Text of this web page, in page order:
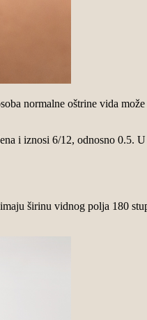
normalne oštrine vida
i iznosi 6/12, odnosno 0.5.
širinu vidnog polja 180